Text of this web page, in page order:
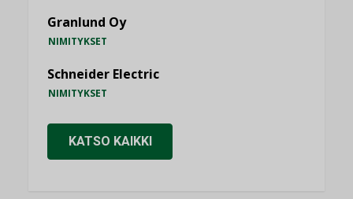
Granlund Oy
NIMITYKSET
Schneider Electric
NIMITYKSET
KATSO KAIKKI